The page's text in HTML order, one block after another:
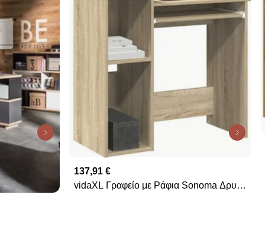
137,91 €
vidaXL Γραφείο με Ράφια Sonoma Δρυς